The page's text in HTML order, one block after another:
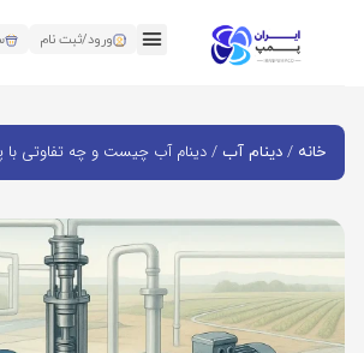
ورود/ثبت نام
خانه / دینام آب / دینام آب چیست و چه تفاوتی با